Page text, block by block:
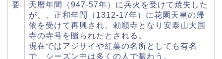
要
天暦年間（947-57年）に兵火を受けて焼失した
が、、正和年間（1312-17年）に花園天皇の帰
依を受けて再興され、勅願寺となり安泰山大国
寺の寺号を贈られたとされる。
現在ではアジサイや紅葉の名所としても有名
で、シーズン中は多くの人で賑わう。